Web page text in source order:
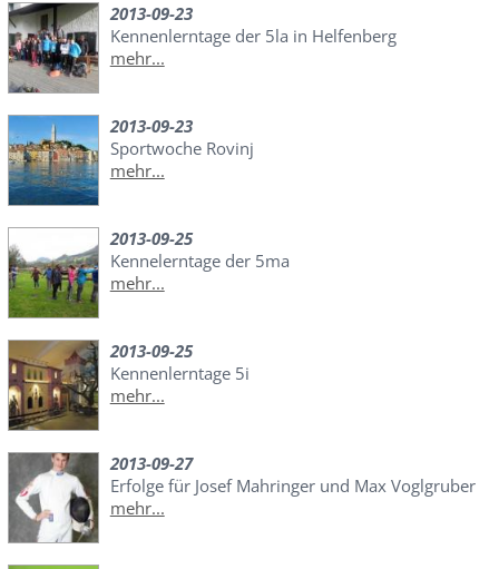
2013-09-23
Kennenlerntage der 5la in Helfenberg
mehr...
2013-09-23
Sportwoche Rovinj
mehr...
2013-09-25
Kennelerntage der 5ma
mehr...
2013-09-25
Kennenlerntage 5i
mehr...
2013-09-27
Erfolge für Josef Mahringer und Max Voglgruber
mehr...